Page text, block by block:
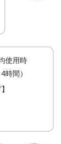
使用時
時間）